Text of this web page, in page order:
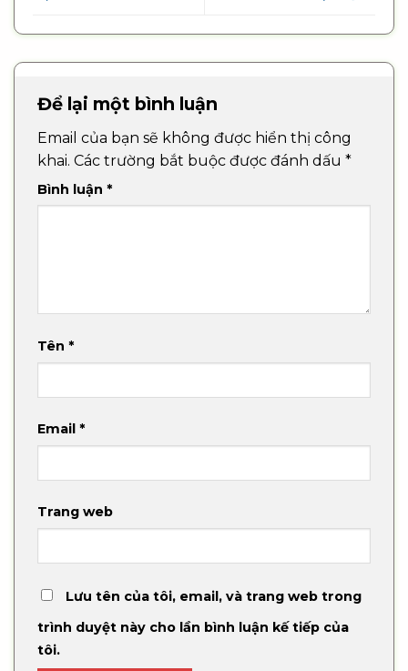
Để lại một bình luận
Email của bạn sẽ không được hiển thị công
khai. Các trường bắt buộc được đánh dấu *
Bình luận *
Tên *
Email *
Trang web
Lưu tên của tôi, email, và trang web trong
trình duyệt này cho lần bình luận kế tiếp của
tôi.